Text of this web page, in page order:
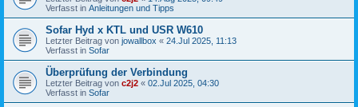
Verfasst in Anleitungen und Tipps
Sofar Hyd x KTL und USR W610
Letzter Beitrag von jowallbox « 24.Jul 2025, 11:13
Verfasst in Sofar
Überprüfung der Verbindung
Letzter Beitrag von c2j2 « 02.Jul 2025, 04:30
Verfasst in Sofar